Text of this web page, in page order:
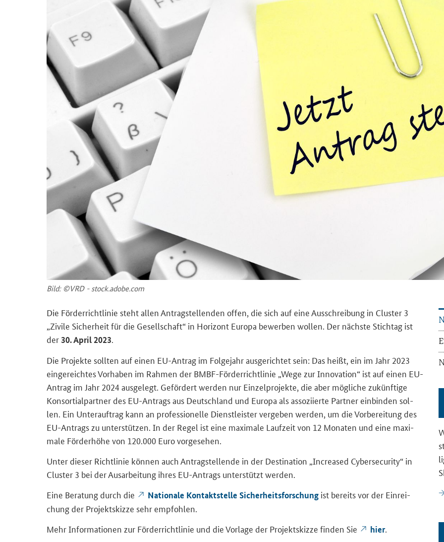
Bild: ©VRD - stock.adobe.com
Die För­der­richt­li­nie steht allen An­trag­stel­len­den offen, die sich auf eine Aus­schrei­bung in Clus­ter 3
„Zi­vi­le Si­cher­heit für die Ge­sell­schaft“ in Ho­ri­zont Eu­ro­pa be­wer­ben wol­len. Der nächs­te Stich­tag ist
der 30. April 2023.
Die Pro­jek­te soll­ten auf einen EU-​Antrag im Fol­ge­jahr aus­ge­rich­tet sein: Das heißt, ein im Jahr 2023
ein­ge­reich­tes Vor­ha­ben im Rah­men der BMBF-​Förderrichtlinie „Wege zur In­no­va­ti­on“ ist auf einen EU-​
Antrag im Jahr 2024 aus­ge­legt. Ge­för­dert wer­den nur Ein­zel­pro­jek­te, die aber mög­li­che zu­künf­ti­ge
Kon­sor­ti­al­part­ner des EU-​Antrags aus Deutsch­land und Eu­ro­pa als as­so­zi­ier­te Part­ner ein­bin­den sol­
len. Ein Un­ter­auf­trag kann an pro­fes­sio­nel­le Dienst­leis­ter ver­ge­ben wer­den, um die Vor­be­rei­tung des
EU-​Antrags zu un­ter­stüt­zen. In der Regel ist eine ma­xi­ma­le Lauf­zeit von 12 Mo­na­ten und eine ma­xi­
ma­le För­der­hö­he von 120.000 Euro vor­ge­se­hen.
Unter die­ser Richt­li­nie kön­nen auch An­trag­stel­len­de in der Destination „Increased Cybersecurity“ in
Clus­ter 3 bei der Aus­ar­bei­tung ihres EU-​Antrags un­ter­stützt wer­den.
Eine Be­ra­tung durch die
Na­tio­na­le Kon­takt­stel­le Si­cher­heits­for­schung ist be­reits vor der Ein­rei­
chung der Pro­jekt­skiz­ze sehr emp­foh­len.
Mehr In­for­ma­tio­nen zur För­der­richt­li­nie und die Vor­la­ge der Pro­jekt­skiz­ze fin­den Sie
hier.